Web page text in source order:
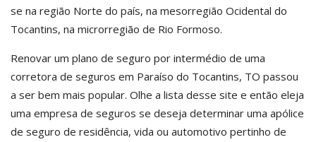
se na região Norte do país, na mesorregião Ocidental do
Tocantins, na microrregião de Rio Formoso.
Renovar um plano de seguro por intermédio de uma
corretora de seguros em Paraíso do Tocantins, TO passou
a ser bem mais popular. Olhe a lista desse site e então eleja
uma empresa de seguros se deseja determinar uma apólice
de seguro de residência, vida ou automotivo pertinho de